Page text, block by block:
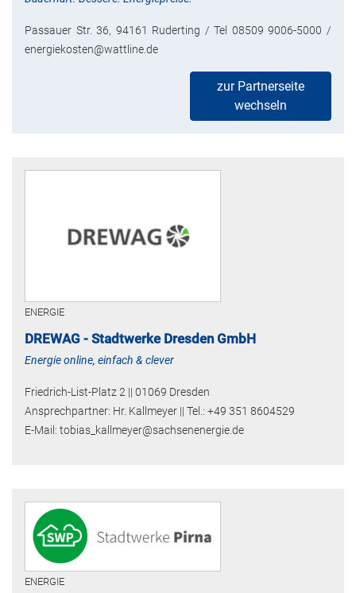
Passauer Str. 36, 94161 Ruderting / Tel 08509 9006-5000 /
energiekosten@wattline.de
zur Partnerseite
wechseln
ENERGIE
DREWAG - Stadtwerke Dresden GmbH
Energie online, einfach & clever
Friedrich-List-Platz 2 || 01069 Dresden
Ansprechpartner: Hr. Kallmeyer || Tel.: +49 351 8604529
E-Mail: tobias_kallmeyer@sachsenenergie.de
ENERGIE